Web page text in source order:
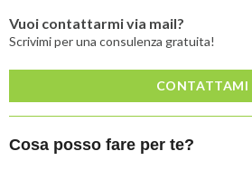
Vuoi contattarmi via mail?
Scrivimi per una consulenza gratuita!
CONTATTAMI
Cosa posso fare per te?